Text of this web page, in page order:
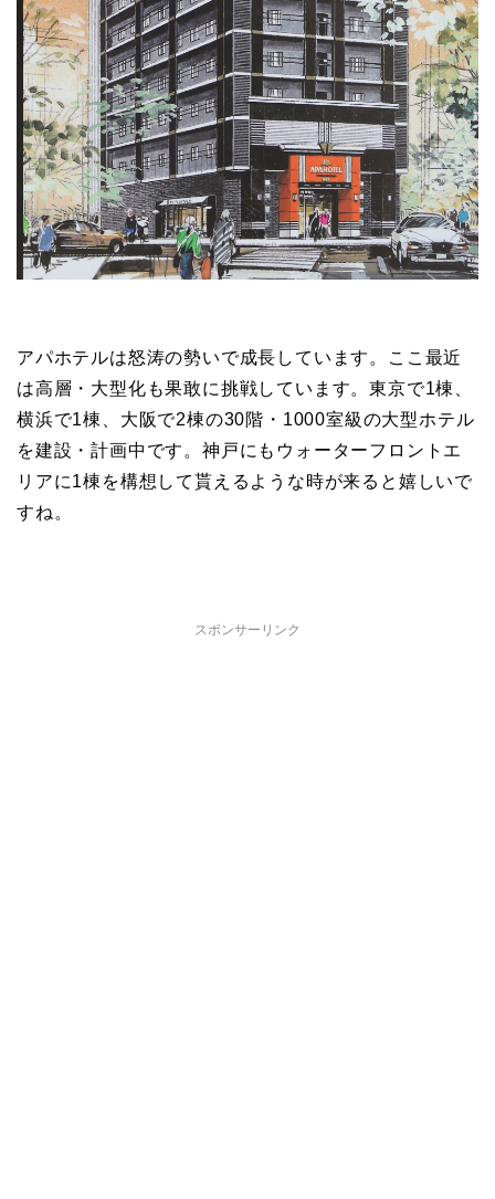
アパホテルは怒涛の勢いで成長しています。ここ最近
は高層・大型化も果敢に挑戦しています。東京で1棟、
横浜で1棟、大阪で2棟の30階・1000室級の大型ホテル
を建設・計画中です。神戸にもウォーターフロントエ
リアに1棟を構想して貰えるような時が来ると嬉しいで
すね。
スポンサーリンク